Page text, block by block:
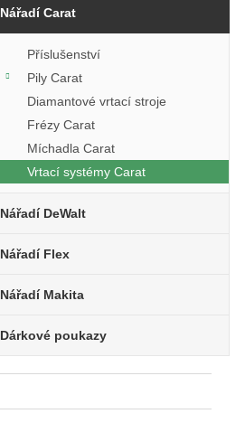
Nářadí Carat
Příslušenství
Pily Carat
Diamantové vrtací stroje
Frézy Carat
Míchadla Carat
Vrtací systémy Carat
Nářadí DeWalt
Nářadí Flex
Nářadí Makita
Dárkové poukazy